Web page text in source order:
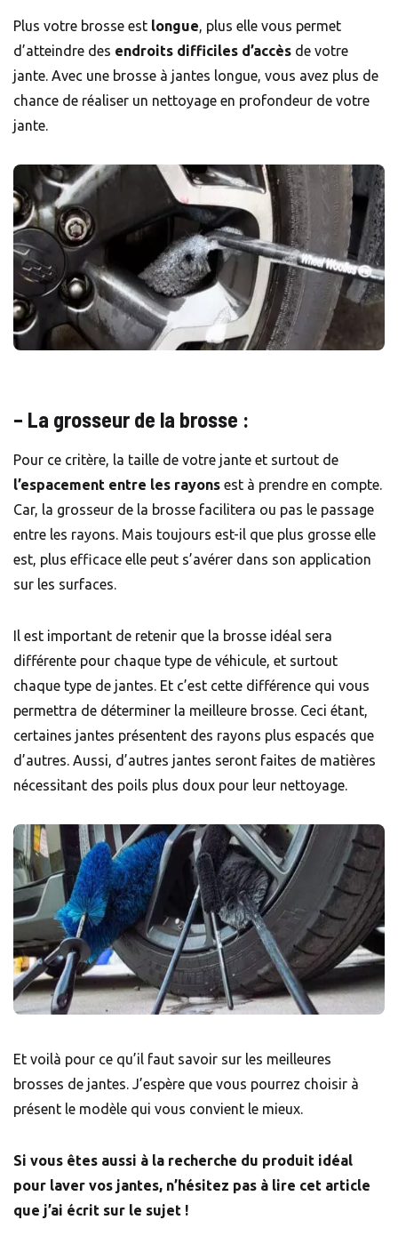
Plus votre brosse est longue, plus elle vous permet
d’atteindre des endroits difficiles d’accès de votre
jante. Avec une brosse à jantes longue, vous avez plus de
chance de réaliser un nettoyage en profondeur de votre
jante.
– La grosseur de la brosse :
Pour ce critère, la taille de votre jante et surtout de
l’espacement entre les rayons est à prendre en compte.
Car, la grosseur de la brosse facilitera ou pas le passage
entre les rayons. Mais toujours est-il que plus grosse elle
est, plus efficace elle peut s’avérer dans son application
sur les surfaces.
Il est important de retenir que la brosse idéal sera
différente pour chaque type de véhicule, et surtout
chaque type de jantes. Et c’est cette différence qui vous
permettra de déterminer la meilleure brosse. Ceci étant,
certaines jantes présentent des rayons plus espacés que
d’autres. Aussi, d’autres jantes seront faites de matières
nécessitant des poils plus doux pour leur nettoyage.
Et voilà pour ce qu’il faut savoir sur les meilleures
brosses de jantes. J’espère que vous pourrez choisir à
présent le modèle qui vous convient le mieux.
Si vous êtes aussi à la recherche du produit idéal
pour laver vos jantes, n’hésitez pas à lire cet article
que j’ai écrit sur le sujet !